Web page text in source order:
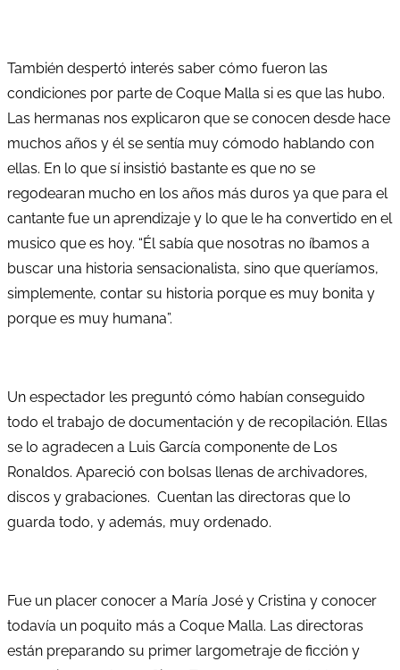
También despertó interés saber cómo fueron las
condiciones por parte de Coque Malla si es que las hubo.
Las hermanas nos explicaron que se conocen desde hace
muchos años y él se sentía muy cómodo hablando con
ellas. En lo que sí insistió bastante es que no se
regodearan mucho en los años más duros ya que para el
cantante fue un aprendizaje y lo que le ha convertido en el
musico que es hoy. “Él sabía que nosotras no íbamos a
buscar una historia sensacionalista, sino que queríamos,
simplemente, contar su historia porque es muy bonita y
porque es muy humana”.
Un espectador les preguntó cómo habían conseguido
todo el trabajo de documentación y de recopilación. Ellas
se lo agradecen a Luis García componente de Los
Ronaldos. Apareció con bolsas llenas de archivadores,
discos y grabaciones. Cuentan las directoras que lo
guarda todo, y además, muy ordenado.
Fue un placer conocer a María José y Cristina y conocer
todavía un poquito más a Coque Malla. Las directoras
están preparando su primer largometraje de ficción y